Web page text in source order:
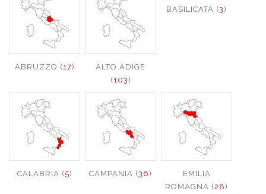
ABRUZZO (17)
ALTO ADIGE
(103)
BASILICATA (3)
CALABRIA (5) CAMPANIA (36)
EMILIA
ROMAGNA (28)